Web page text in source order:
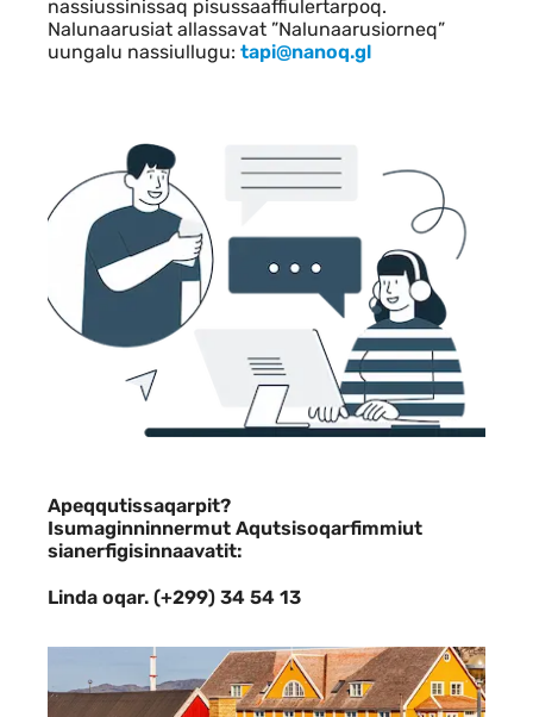
nassiussinissaq pisussaaffiulertarpoq.
Nalunaarusiat allassavat ”Nalunaarusiorneq”
uungalu nassiullugu: tapi@nanoq.gl
Apeqqutissaqarpit?
Isumaginninnermut Aqutsisoqarfimmiut
sianerfigisinnaavatit:
Linda oqar. (+299) 34 54 13